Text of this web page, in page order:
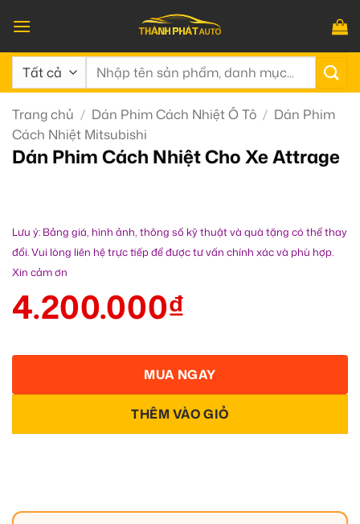
qua
nội
dung
Tìm
Trang chủ / Dán Phim Cách Nhiệt Ô Tô / Dán Phim
Cách Nhiệt Mitsubishi
Dán Phim Cách Nhiệt Cho Xe Attrage
Lưu ý: Bảng giá, hình ảnh, thông số kỹ thuật và quà tặng có thể thay
đổi. Vui lòng liên hệ trực tiếp để được tư vấn chính xác và phù hợp.
Xin cảm ơn
4.200.000₫
THÊM VÀO GIỎ
MUA NGAY